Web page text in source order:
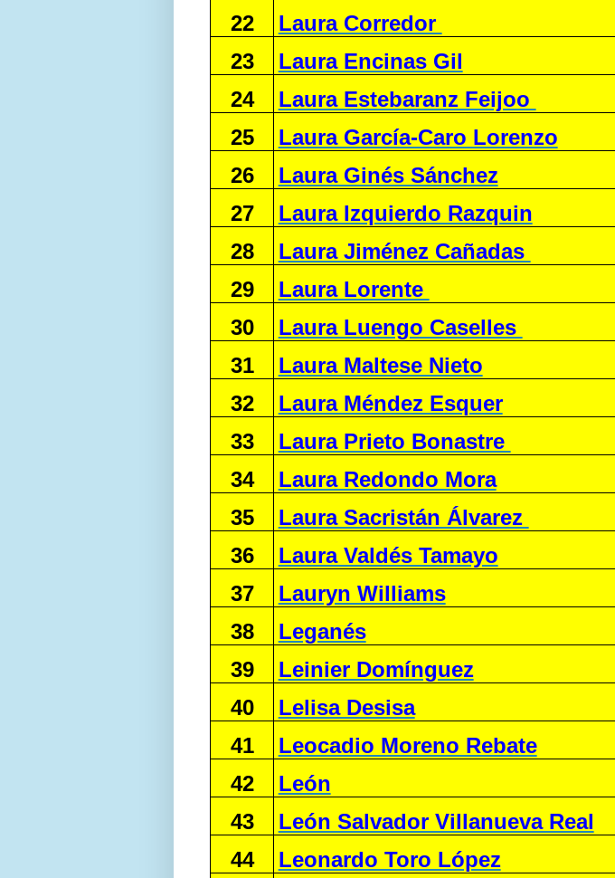
22
Laura Corredor
23
Laura Encinas Gil
24
Laura Estebaranz Feijoo
25
Laura García-Caro Lorenzo
26
Laura Ginés Sánchez
27
Laura Izquierdo Razquin
28
Laura Jiménez Cañadas
29
Laura Lorente
30
Laura Luengo Caselles
31
Laura Maltese Nieto
32
Laura Méndez Esquer
33
Laura Prieto Bonastre
34
Laura Redondo Mora
35
Laura Sacristán Álvarez
36
Laura Valdés Tamayo
37
Lauryn Williams
38
Leganés
39
Leinier Domínguez
40
Lelisa Desisa
41
Leocadio Moreno Rebate
42
León
43
León Salvador Villanueva Real
44
Leonardo Toro López